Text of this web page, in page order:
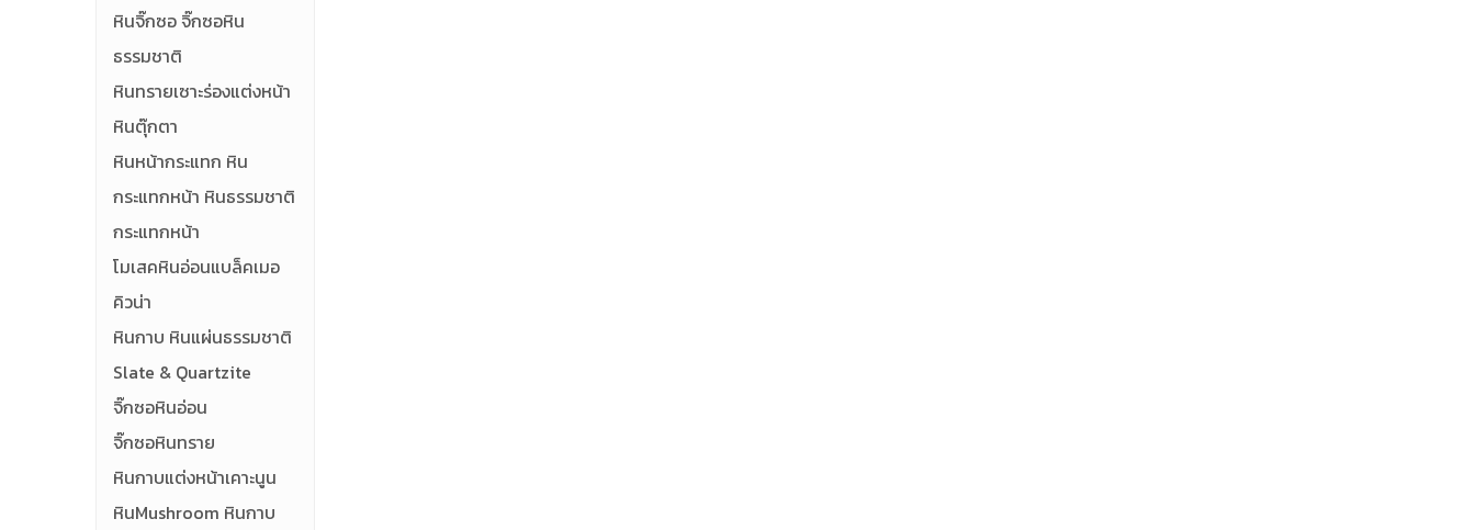
หินจิ๊กซอ จิ๊กซอหิน
ธรรมชาติ
หินทรายเซาะร่องแต่งหน้า
หินตุ๊กตา
หินหน้ากระแทก หิน
กระแทกหน้า หินธรรมชาติ
กระแทกหน้า
โมเสคหินอ่อนแบล็คเมอ
คิวน่า
หินกาบ หินแผ่นธรรมชาติ
Slate & Quartzite
จิ๊กซอหินอ่อน
จิ๊กซอหินทราย
หินกาบแต่งหน้าเคาะนูน
หินMushroom หินกาบ